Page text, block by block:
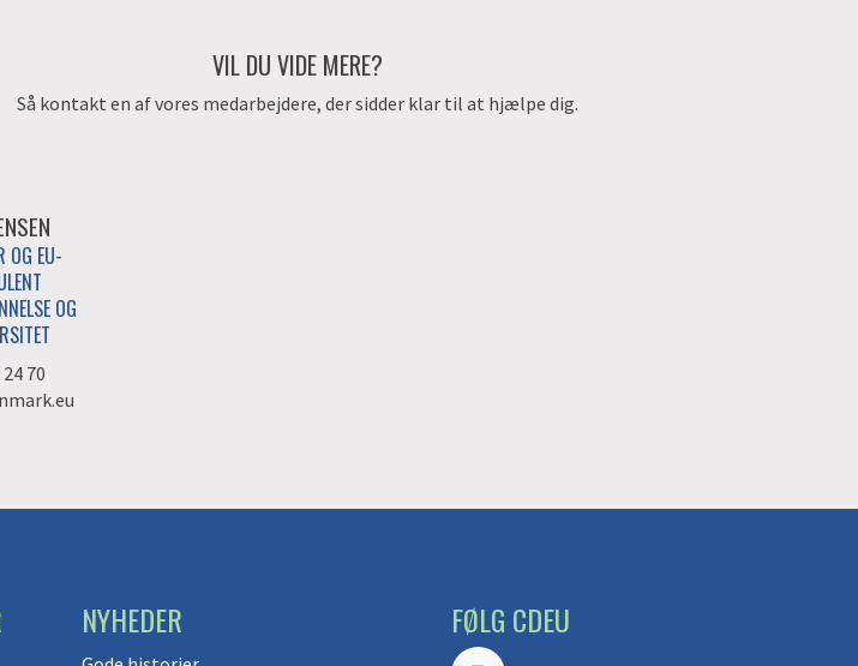
VIL DU VIDE MERE?
Så kontakt en af vores medarbejdere, der sidder klar til at hjælpe dig.
OG EU-
OG
70
NYHEDER FØLG CDEU